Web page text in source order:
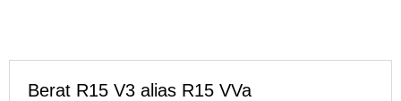
Berat R15 V3 alias R15 VVa